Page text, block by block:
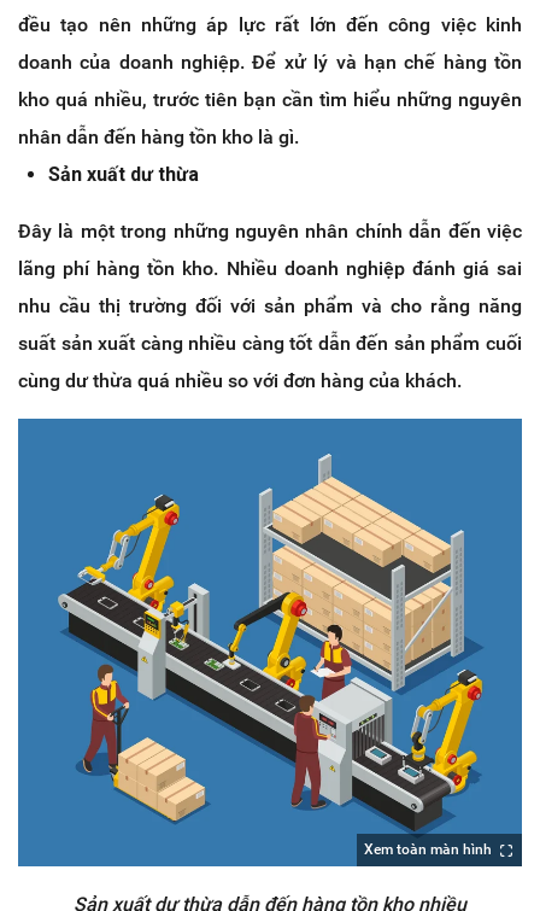
đều tạo nên những áp lực rất lớn đến công việc kinh
doanh của doanh nghiệp. Để xử lý và hạn chế hàng tồn
kho quá nhiều, trước tiên bạn cần tìm hiểu những nguyên
nhân dẫn đến hàng tồn kho là gì.
Sản xuất dư thừa
Đây là một trong những nguyên nhân chính dẫn đến việc
lãng phí hàng tồn kho. Nhiều doanh nghiệp đánh giá sai
nhu cầu thị trường đối với sản phẩm và cho rằng năng
suất sản xuất càng nhiều càng tốt dẫn đến sản phẩm cuối
cùng dư thừa quá nhiều so với đơn hàng của khách.
Xem toàn màn hình
Sản xuất dư thừa dẫn đến hàng tồn kho nhiều